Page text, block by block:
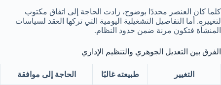
كلما كان العنصر محددًا بوضوح، زادت الحاجة إلى اتفاق مكتوب
لتغييره. أما التفاصيل التشغيلية اليومية التي تركها العقد لسياسات
المنشأة فتكون مرنة ضمن حدود النظام.
الفرق بين التعديل الجوهري والتنظيم الإداري
التغيير طبيعته غالبًا الحاجة إلى موافقة